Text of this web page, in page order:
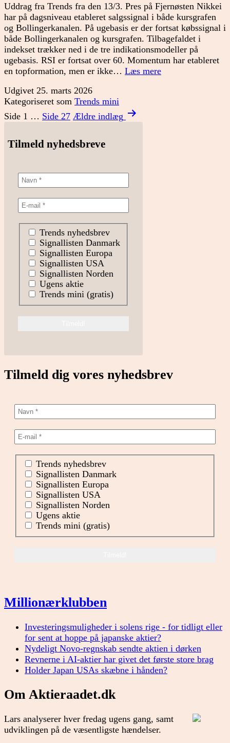
Uddrag fra Trends fra den 13/3. Pres på Fjernøsten Nikkei
har på dagsniveau etableret salgssignal i både kursgrafen
og Bollingerkanalen. På ugebasis er der fortsat købssignal i
både Bollingerkanalen og kursgrafen. Tilbagefaldet i
indekset trækker ned i de tre indikationsmodeller på
ugebasis. RSI er fortsat over 60. Momentum har etableret
en topformation, men er ikke… Læs merePres
Udgivet 25. marts 2026
Kategoriseret som Trends mini
Indlægsinddeling
Side 1 … Side 27 Ældre indlæg
Tilmeld nyhedsbreve
Trends nyhedsbrev
Signallisten Danmark
Signallisten Europa
Signallisten USA
Signallisten Norden
Ugens aktie
Trends mini (gratis)
Tilmeld dig vores nyhedsbrev
Trends nyhedsbrev
Signallisten Danmark
Signallisten Europa
Signallisten USA
Signallisten Norden
Ugens aktie
Trends mini (gratis)
Millionærklubben
Investeringsmuligheder i solens rige - for tidligt eller
for sent at hoppe på japanske aktier?
Nydeligt Novo-regnskab sendte aktien i dørken
Revnerne i AI-aktier har givet det første store brag
Holder Japan USAs skæbne i hånden?
Om Aktieraadet.dk
Lars analyserer hver fredag ugens gang, samt
udviklingen på de væsentligste hændelser.